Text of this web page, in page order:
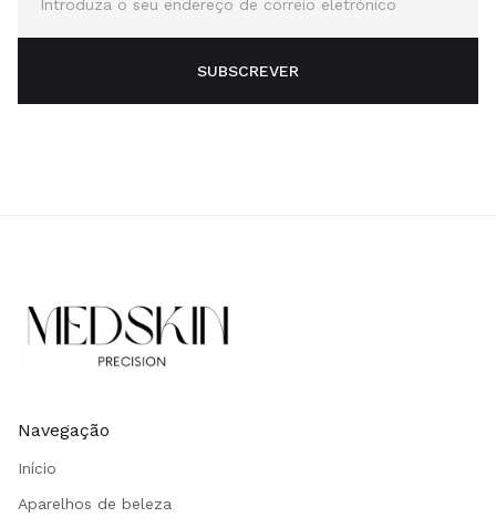
Navegação
Início
Aparelhos de beleza